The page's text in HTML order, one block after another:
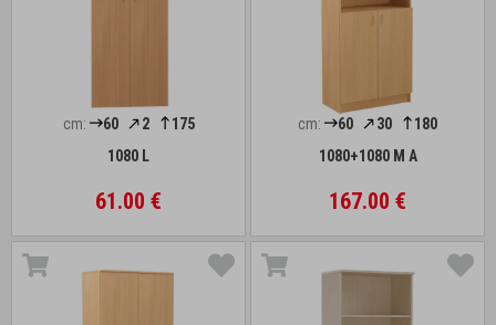
cm: 60 2
175
1080 L
61.00 €
cm: 60 30
180
1080+1080 M A
167.00 €